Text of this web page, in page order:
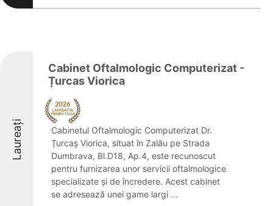
Laureați
Cabinet Oftalmologic Computerizat -
Țurcas Viorica
Cabinetul Oftalmologic Computerizat Dr.
Țurcaș Viorica, situat în Zalău pe Strada
Dumbrava, Bl.D18, Ap.4, este recunoscut
pentru furnizarea unor servicii oftalmologice
specializate și de încredere. Acest cabinet
se adresează unei game largi ...